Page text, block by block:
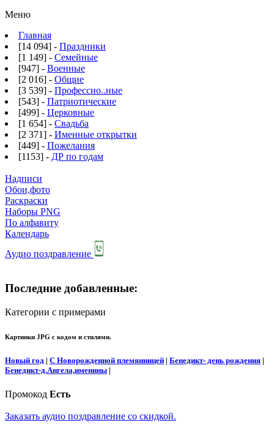
Меню
Главная
[14 094] - Праздники
[1 149] - Семейные
[947] - Военные
[2 016] - Общие
[3 539] - Профессио..ные
[543] - Патриотические
[499] - Церковные
[1 654] - Свадьба
[2 371] - Именные открытки
[449] - Пожелания
[1153] - ДР по годам
Надписи
Обои,фото
Раскраски
Наборы PNG
По алфавиту
Календарь
Аудио поздравление
Последние добавленные:
Категории с примерами
Картинки JPG с кодом и стилями.
Новый год | С Новорожденной племянницей | Бенедикт- день рождения |
Бенедикт-д.Ангела,именины |
Промокод Есть
Заказать аудио поздравление со скидкой.